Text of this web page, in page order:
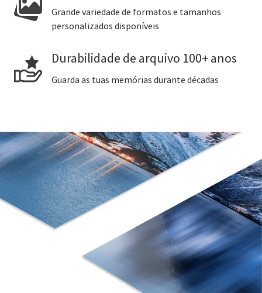
Grande variedade de formatos e tamanhos
personalizados disponíveis
Durabilidade de arquivo 100+ anos
Guarda as tuas memórias durante décadas